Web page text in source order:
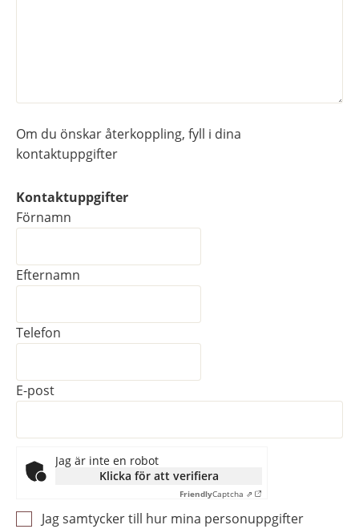
Om du önskar återkoppling, fyll i dina
kontaktuppgifter
Kontaktuppgifter
Kontaktuppgifter
Förnamn
Efternamn
Telefon
E-post
Jag är inte en robot
Klicka för att verifiera
FriendlyCaptcha ⇗
Jag samtycker till hur mina personuppgifter